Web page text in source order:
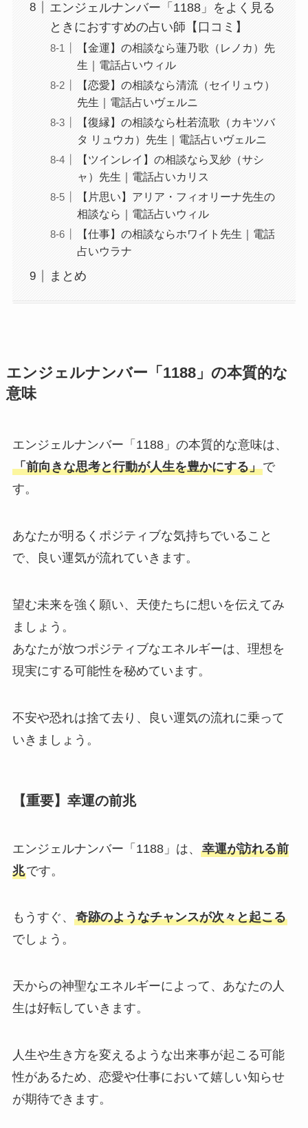
エンジェルナンバー「1188」をよく見る
ときにおすすめの占い師【口コミ】
【金運】の相談なら蓮乃歌（レノカ）先
生｜電話占いウィル
【恋愛】の相談なら清流（セイリュウ）
先生｜電話占いヴェルニ
【復縁】の相談なら杜若流歌（カキツバ
タ リュウカ）先生｜電話占いヴェルニ
【ツインレイ】の相談なら叉紗（サシ
ャ）先生｜電話占いカリス
【片思い】アリア・フィオリーナ先生の
相談なら｜電話占いウィル
【仕事】の相談ならホワイト先生｜電話
占いウラナ
まとめ
エンジェルナンバー「1188」の本質的な
意味
エンジェルナンバー「1188」の本質的な意味は、
「前向きな思考と行動が人生を豊かにする」で
す。
あなたが明るくポジティブな気持ちでいること
で、良い運気が流れていきます。
望む未来を強く願い、天使たちに想いを伝えてみ
ましょう。
あなたが放つポジティブなエネルギーは、理想を
現実にする可能性を秘めています。
不安や恐れは捨て去り、良い運気の流れに乗って
いきましょう。
【重要】幸運の前兆
エンジェルナンバー「1188」は、 幸運が訪れる前
兆です。
もうすぐ、 奇跡のようなチャンスが次々と起こる
でしょう。
天からの神聖なエネルギーによって、あなたの人
生は好転していきます。
人生や生き方を変えるような出来事が起こる可能
性があるため、恋愛や仕事において嬉しい知らせ
が期待できます。